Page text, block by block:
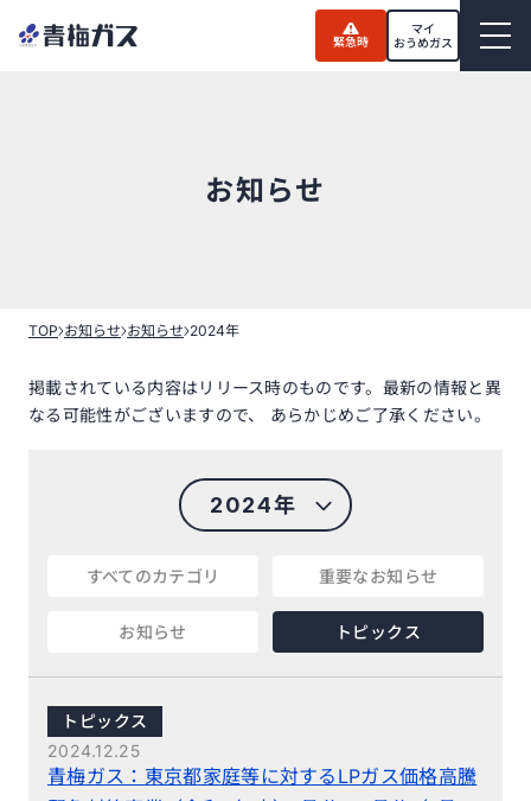
the
緊急時
マイ
おうめガス
お知らせ
TOP お知らせ お知らせ 2024年
掲載されている内容はリリース時のものです。最新の情報と異
なる可能性がございますので、 あらかじめご了承ください。
すべてのカテゴリ 重要なお知らせ
お知らせ トピックス
トピックス
2024.12.25
青梅ガス：東京都家庭等に対するLPガス価格高騰